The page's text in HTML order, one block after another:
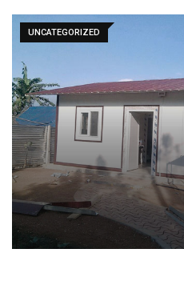
UNCATEGORIZED